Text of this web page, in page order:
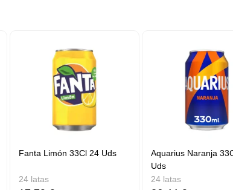
Fanta Limón 33Cl 24 Uds
24 latas
Aquarius Naranja
Uds
24 latas